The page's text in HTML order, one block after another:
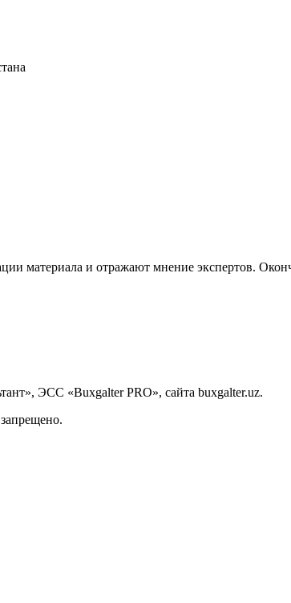
материала и отражают мнение экспертов.
ЭСС «Buxgalter PRO», сайта buxgalter.uz.